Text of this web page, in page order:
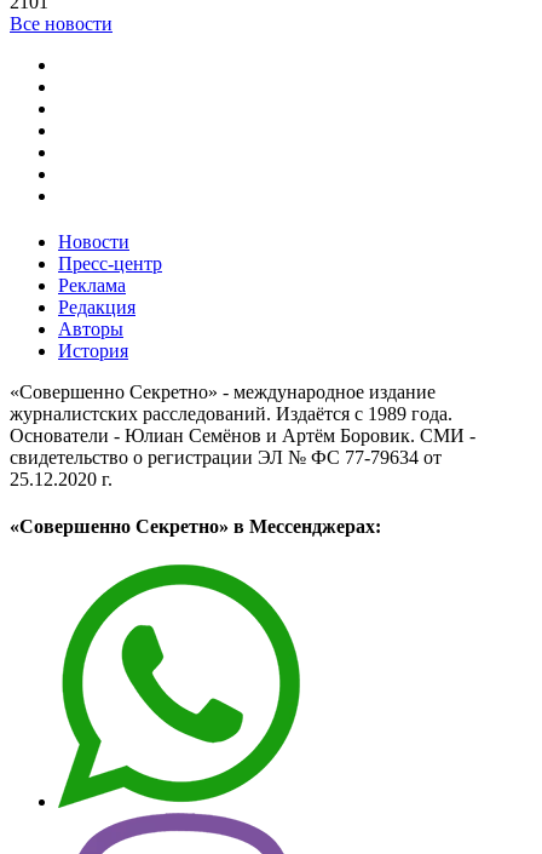
Все новости
Новости
Пресс-центр
Реклама
Редакция
Авторы
История
«Совершенно Секретно» - международное издание
журналистских расследований. Издаётся с 1989 года.
Основатели - Юлиан Семёнов и Артём Боровик. CМИ -
свидетельство о регистрации ЭЛ № ФС 77-79634 от
25.12.2020 г.
«Совершенно Секретно» в Мессенджерах: